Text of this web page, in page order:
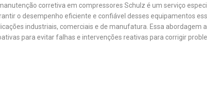
corretiva em compressores Schulz é um serviço
o desempenho eficiente e confiável desses equipamentos
industriais, comerciais e de manufatura. Essa abordagem
para evitar falhas e intervenções reativas para corrigir